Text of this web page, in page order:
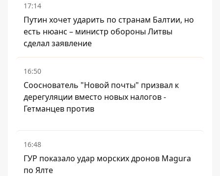
17:14
Путин хочет ударить по странам Балтии, но
есть нюанс – министр обороны Литвы
сделал заявление
16:50
Сооснователь "Новой почты" призвал к
дерегуляции вместо новых налогов -
Гетманцев против
16:48
ГУР показало удар морских дронов Magura
по Ялте